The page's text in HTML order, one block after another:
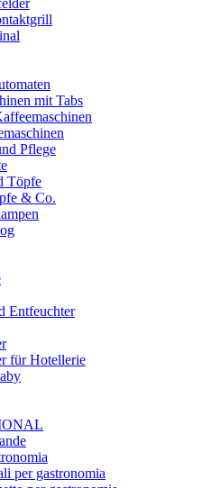
mit Tabs
Pflege
Töpfe
& Co.
Entfeuchter
für Hotellerie
per gastronomia